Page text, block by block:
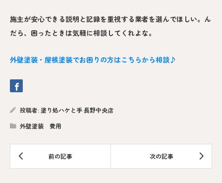
施主が安心できる説明と記録を重視する業者を選んでほしい。ん
だら、困ったときは気軽に相談してくれよな。
外壁塗装・屋根塗装でお困りの方はこちらから相談♪
投稿者: 塗り処ハケと手 長野中央店
外壁塗装 費用